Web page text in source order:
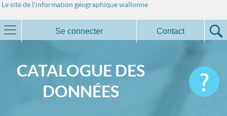
Le site de l'information géographique wallonne
Se connecter Contact
CATALOGUE DES
DONNÉES